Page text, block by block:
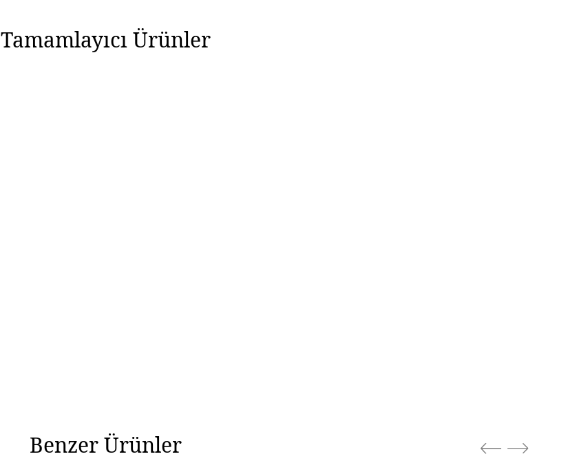
Tamamlayıcı Ürünler
Benzer Ürünler